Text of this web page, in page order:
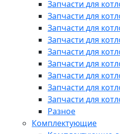
Запчасти для
Запчасти для
Запчасти для
Запчасти для
Запчасти для
Запчасти для
Запчасти для
Запчасти для
Запчасти для
Разное
Комплектующие